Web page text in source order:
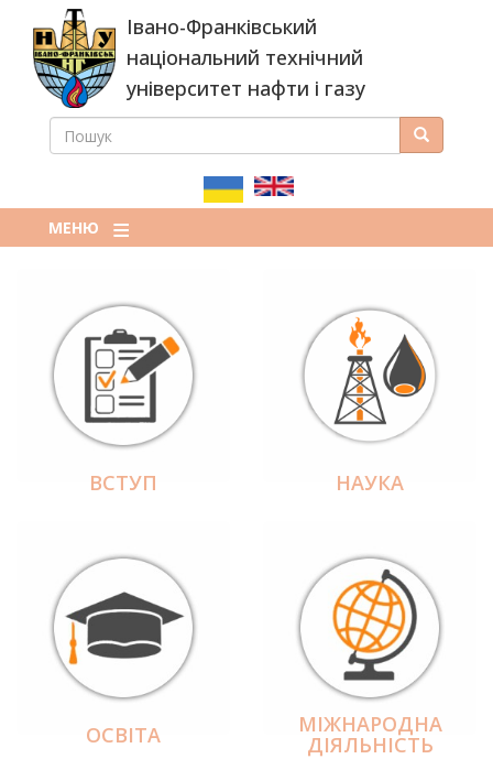
основного
вмісту
Івано-Франківський
національний технічний
університет нафти і газу
ПОШУКОВА
ПОШУК Пошук
МЕНЮ
ВСТУП НАУКА
ОСВІТА МІЖНАРОДНА
ДІЯЛЬНІCТЬ